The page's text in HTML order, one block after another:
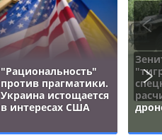
"Рациональность"
против прагматики.
Украина истощается
в интересах США